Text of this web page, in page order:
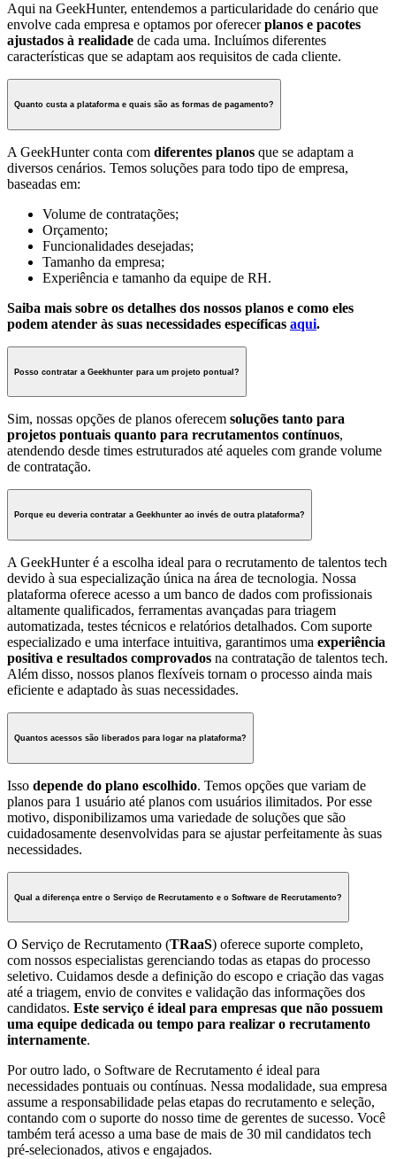
Aqui na GeekHunter, entendemos a particularidade do cenário que
envolve cada empresa e optamos por oferecerplanos e pacotes
ajustados à realidade de cada uma. Incluímos diferentes
características que se adaptam aos requisitos de cada cliente.
Quanto custa a plataforma e quais são as formas de pagamento?
A GeekHunter conta com diferentes planos que se adaptam a
diversos cenários. Temos soluções para todo tipo de empresa,
baseadas em:
Volume de contratações;
Orçamento;
Funcionalidades desejadas;
Tamanho da empresa;
Experiência e tamanho da equipe de RH.
Saiba mais sobre os detalhes dos nossos planos e como eles
podem atender às suas necessidades específicas aqui.
Posso contratar a Geekhunter para um projeto pontual?
Sim, nossas opções de planos oferecem soluções tanto para
projetos pontuais quanto para recrutamentos contínuos,
atendendo desde times estruturados até aqueles com grande volume
de contratação.
Porque eu deveria contratar a Geekhunter ao invés de outra plataforma?
A GeekHunter é a escolha ideal para o recrutamento de talentos tech
devido à sua especialização única na área de tecnologia. Nossa
plataforma oferece acesso a um banco de dados com profissionais
altamente qualificados, ferramentas avançadas para triagem
automatizada, testes técnicos e relatórios detalhados. Com suporte
especializado e uma interface intuitiva, garantimos uma experiência
positiva e resultados comprovados na contratação de talentos tech.
Além disso, nossos planos flexíveis tornam o processo ainda mais
eficiente e adaptado às suas necessidades.
Quantos acessos são liberados para logar na plataforma?
Isso depende do plano escolhido. Temos opções que variam de
planos para 1 usuário até planos com usuários ilimitados. Por esse
motivo, disponibilizamos uma variedade de soluções que são
cuidadosamente desenvolvidas para se ajustar perfeitamente às suas
necessidades.
Qual a diferença entre o Serviço de Recrutamento e o Software de Recrutamento?
O Serviço de Recrutamento (TRaaS) oferece suporte completo,
com nossos especialistas gerenciando todas as etapas do processo
seletivo. Cuidamos desde a definição do escopo e criação das vagas
até a triagem, envio de convites e validação das informações dos
candidatos. Este serviço é ideal para empresas que não possuem
uma equipe dedicada ou tempo para realizar o recrutamento
internamente.
Por outro lado, o Software de Recrutamento é ideal para
necessidades pontuais ou contínuas. Nessa modalidade, sua empresa
assume a responsabilidade pelas etapas do recrutamento e seleção,
contando com o suporte do nosso time de gerentes de sucesso. Você
também terá acesso a uma base de mais de 30 mil candidatos tech
pré-selecionados, ativos e engajados.